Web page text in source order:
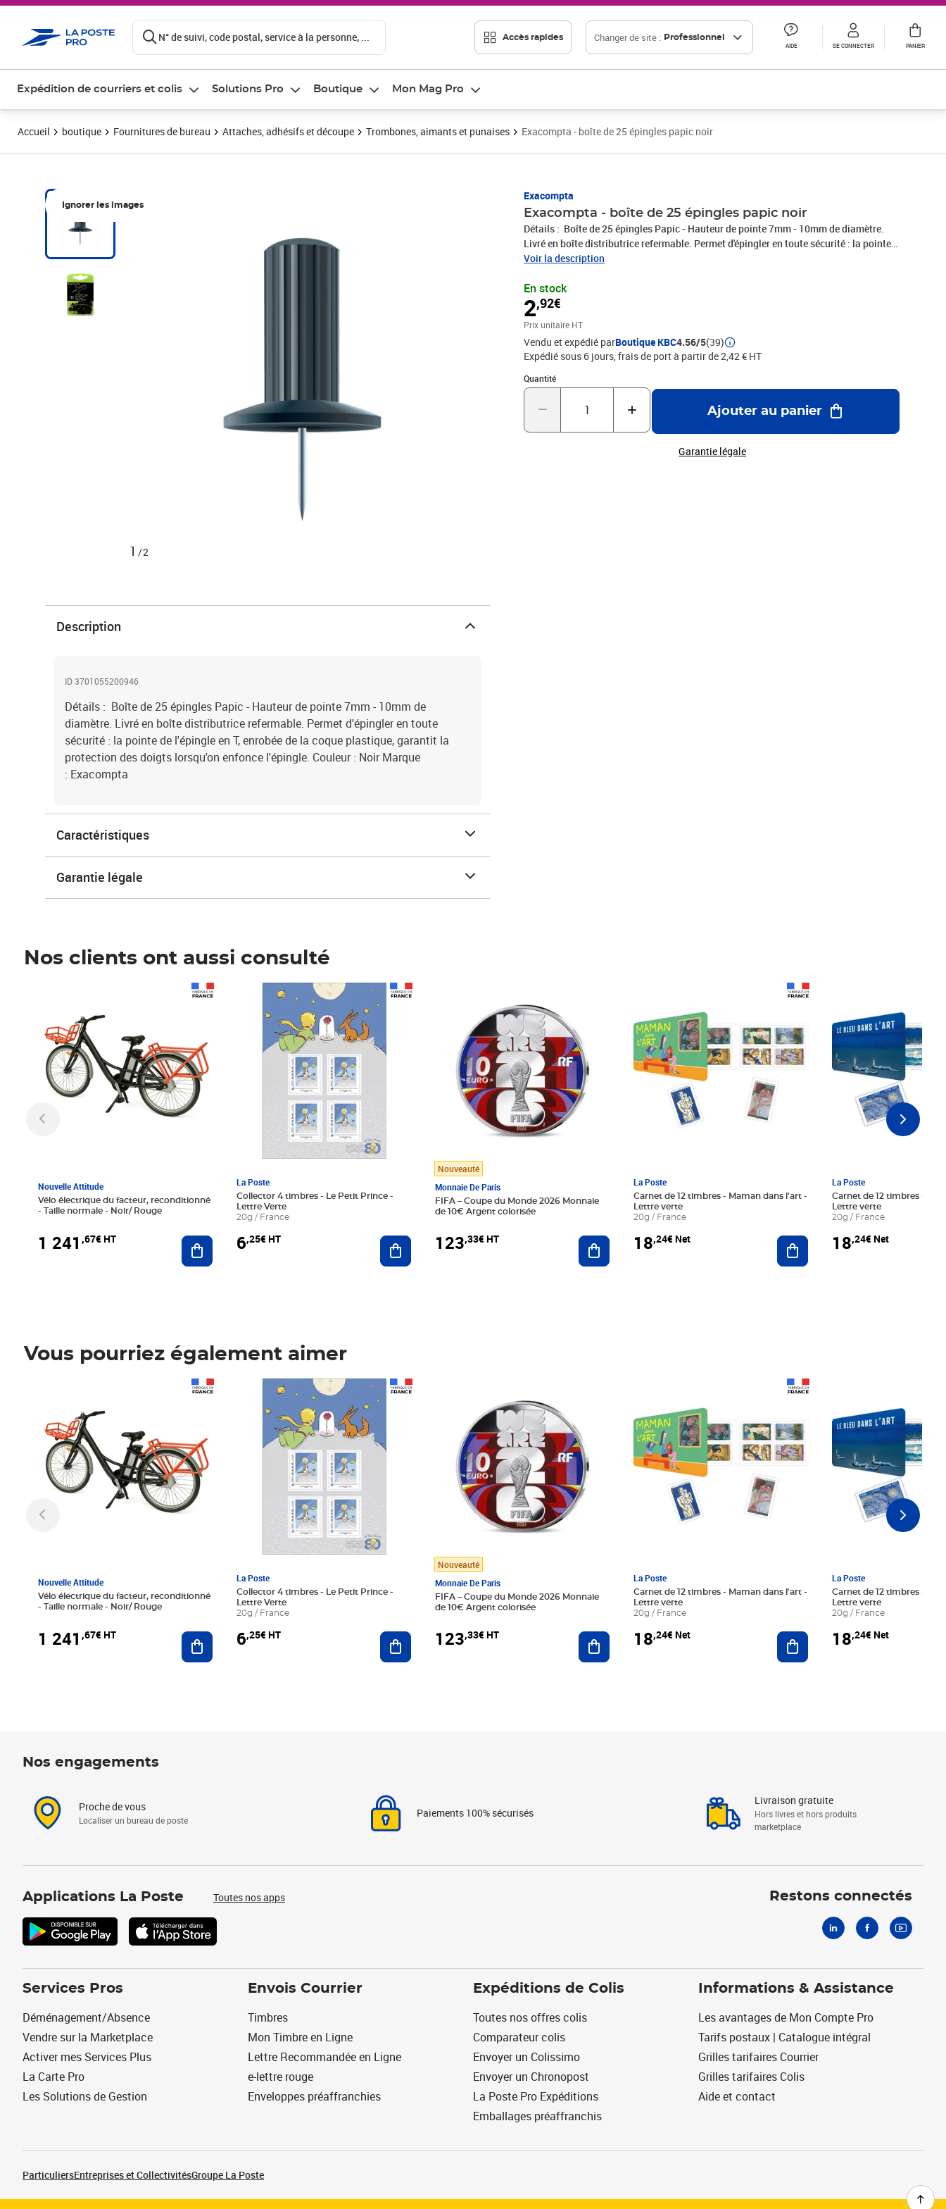
N° de suivi, code postal, service à la personne, ... Accès rapides Changer de site : Professionnel
AIDE SE CONNECTER PANIER
Expédition de courriers et colis Solutions Pro Boutique Mon Mag Pro
Accueil boutique Fournitures de bureau Attaches, adhésifs et découpe Trombones, aimants et punaises Exacompta - boîte de 25 épingles papic noir
Ignorer les images
1 /2
Exacompta
Exacompta - boîte de 25 épingles papic noir
Détails : Boîte de 25 épingles Papic - Hauteur de pointe 7mm - 10mm de diamètre.
Livré en boîte distributrice refermable. Permet d'épingler en toute sécurité : la pointe
de l'épingle en T, enrobée de la coque plastique, garantit la protection des doigts
Voir la description
En stock
2,92€
Prix 2,92€
Prix unitaire HT
Vendu et expédié parBoutique KBC4.56/5(39)
Expédié sous 6 jours, frais de port à partir de 2,42 € HT
Quantité
Quantité : 1
Ajouter au panier
Garantie légale
Description
ID 3701055200946
Détails : Boîte de 25 épingles Papic - Hauteur de pointe 7mm - 10mm de
diamètre. Livré en boîte distributrice refermable. Permet d'épingler en toute
sécurité : la pointe de l'épingle en T, enrobée de la coque plastique, garantit la
protection des doigts lorsqu'on enfonce l'épingle. Couleur : Noir Marque
: Exacompta
Caractéristiques
Garantie légale
Nos clients ont aussi consulté
Nouvelle Attitude
Vélo électrique du facteur, reconditionné
- Taille normale - Noir/ Rouge
1 241 ,67€ HT Ajouter au panier
La Poste
Collector 4 timbres - Le Petit Prince -
Lettre Verte
20g / France
6,25€ HT
Prix 6,25€ HT
Ajouter au panier
Nouveauté
Monnaie De Paris
FIFA – Coupe du Monde 2026 Monnaie
de 10€ Argent colorisée
123,33€ HT Ajouter au panier
La Poste
Carnet de 12 timbres - Maman dans l'art -
Lettre verte
20g / France
18,24€ Net Ajouter au panier
La Poste
Carnet de 12 timbres - Le
Lettre verte
20g / France
18,24€ Net
Vous pourriez également aimer
Nouvelle Attitude
Vélo électrique du facteur, reconditionné
- Taille normale - Noir/ Rouge
1 241 ,67€ HT Ajouter au panier
La Poste
Collector 4 timbres - Le Petit Prince -
Lettre Verte
20g / France
6,25€ HT
Prix 6,25€ HT
Ajouter au panier
Nouveauté
Monnaie De Paris
FIFA – Coupe du Monde 2026 Monnaie
de 10€ Argent colorisée
123,33€ HT Ajouter au panier
La Poste
Carnet de 12 timbres - Maman dans l'art -
Lettre verte
20g / France
18,24€ Net Ajouter au panier
La Poste
Carnet de 12 timbres - Le
Lettre verte
20g / France
18,24€ Net
Nos engagements
Proche de vous
Localiser un bureau de poste
Paiements 100% sécurisés
Livraison gratuite
Hors livres et hors produits
marketplace
Applications La Poste Toutes nos apps Restons connectés
Services Pros
Déménagement/Absence
Vendre sur la Marketplace
Activer mes Services Plus
La Carte Pro
Les Solutions de Gestion
Envois Courrier
Timbres
Mon Timbre en Ligne
Lettre Recommandée en Ligne
e-lettre rouge
Enveloppes préaffranchies
Expéditions de Colis
Toutes nos offres colis
Comparateur colis
Envoyer un Colissimo
Envoyer un Chronopost
La Poste Pro Expéditions
Emballages préaffranchis
Informations & Assistance
Les avantages de Mon Compte Pro
Tarifs postaux | Catalogue intégral
Grilles tarifaires Courrier
Grilles tarifaires Colis
Aide et contact
ParticuliersEntreprises et CollectivitésGroupe La Poste